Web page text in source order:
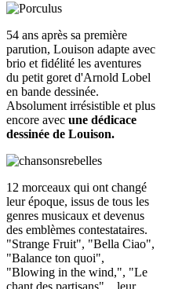
54 ans après sa première
parution, Louison adapte avec
brio et fidélité les aventures
du petit goret d'Arnold Lobel
en bande dessinée.
Absolument irrésistible et plus
encore avec une dédicace
dessinée de Louison.
12 morceaux qui ont changé
leur époque, issus de tous les
genres musicaux et devenus
des emblèmes contestataires.
"Strange Fruit", "Bella Ciao",
"Balance ton quoi",
"Blowing in the wind,", "Le
chant des partisans"... leur